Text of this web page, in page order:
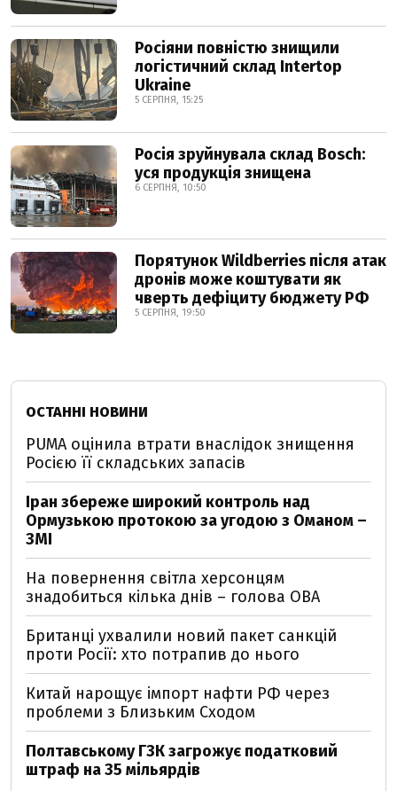
Росіяни повністю знищили
логістичний склад Intertop
Ukraine
5 СЕРПНЯ, 15:25
Росія зруйнувала склад Bosch:
уся продукція знищена
6 СЕРПНЯ, 10:50
Порятунок Wildberries після атак
дронів може коштувати як
чверть дефіциту бюджету РФ
5 СЕРПНЯ, 19:50
ОСТАННІ НОВИНИ
PUMA оцінила втрати внаслідок знищення
Росією її складських запасів
Іран збереже широкий контроль над
Ормузькою протокою за угодою з Оманом –
ЗМІ
На повернення світла херсонцям
знадобиться кілька днів – голова ОВА
Британці ухвалили новий пакет санкцій
проти Росії: хто потрапив до нього
Китай нарощує імпорт нафти РФ через
проблеми з Близьким Сходом
Полтавському ГЗК загрожує податковий
штраф на 35 мільярдів